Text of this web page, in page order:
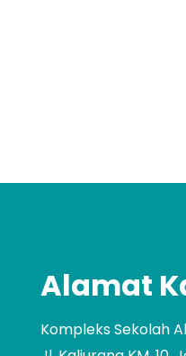
Alamat
Kompleks Sekolah